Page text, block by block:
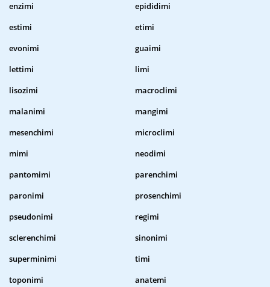
enzimi
epididimi
estimi
etimi
evonimi
guaimi
lettimi
limi
lisozimi
macroclimi
malanimi
mangimi
mesenchimi
microclimi
mimi
neodimi
pantomimi
parenchimi
paronimi
prosenchimi
pseudonimi
regimi
sclerenchimi
sinonimi
superminimi
timi
toponimi
anatemi